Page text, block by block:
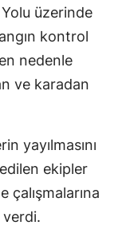
üzerinde
kontrol
nedenle
ve karadan
yayılmasını
ekipler
çalışmalarına